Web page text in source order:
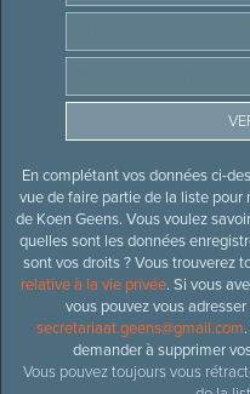
En complétant vos données ci-
vue de faire partie de la liste pour
de Koen Geens. Vous voulez
quelles sont les données
sont vos droits ? Vous trouverez
relative à la vie privée. Si vous
vous pouvez vous
secretariaat.geens@gmail.com
demander à supprimer
Vous pouvez toujours vous